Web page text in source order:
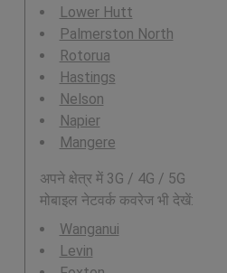
Lower Hutt
Palmerston North
Rotorua
Hastings
Nelson
Napier
Mangere
अपने क्षेत्र में 3G / 4G / 5G
मोबाइल नेटवर्क कवरेज भी देखें:
Wanganui
Levin